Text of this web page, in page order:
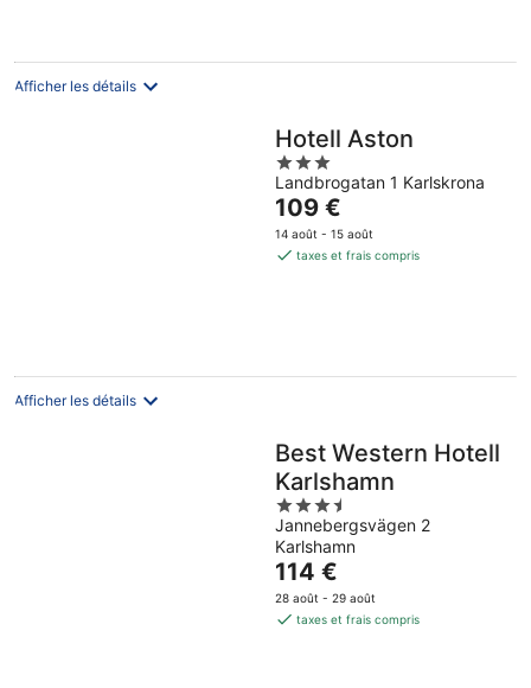
par
Afficher les détails
Hotell Aston
3
out
of
5
Landbrogatan 1 Karlskrona
Le
prix
est
109 €
14 août - 15 août
taxes et frais compris
Afficher les détails
Best Western Hotell
Karlshamn
3.5
out
of
5
Jannebergsvägen 2
Karlshamn
Le
prix
est
114 €
28 août - 29 août
taxes et frais compris